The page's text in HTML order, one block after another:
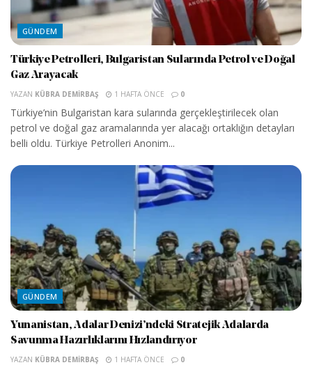
GÜNDEM
Türkiye Petrolleri, Bulgaristan Sularında Petrol ve Doğal
Gaz Arayacak
YAZAN KÜBRA DEMIRBAŞ 1 HAFTA ÖNCE 0
Türkiye’nin Bulgaristan kara sularında gerçekleştirilecek olan
petrol ve doğal gaz aramalarında yer alacağı ortaklığın detayları
belli oldu. Türkiye Petrolleri Anonim...
GÜNDEM
Yunanistan, Adalar Denizi’ndeki Stratejik Adalarda
Savunma Hazırlıklarını Hızlandırıyor
YAZAN KÜBRA DEMIRBAŞ 1 HAFTA ÖNCE 0